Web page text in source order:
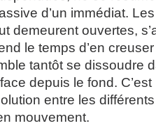
d’un immédiat.
demeurent ouvertes,
le temps d’en
tantôt se dissoudre
depuis le fond.
entre les
mouvement.